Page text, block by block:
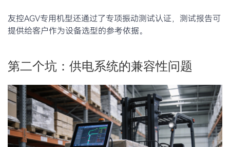
友控AGV专用机型还通过了专项振动测试认证，测试报告可
提供给客户作为设备选型的参考依据。
第二个坑：供电系统的兼容性问题